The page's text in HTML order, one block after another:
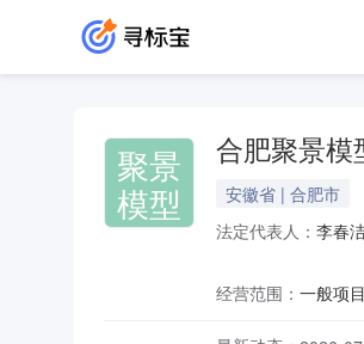
聚景
模型
合肥聚景模
安徽省 | 合肥市
法定代表人： 李春
经营范围：